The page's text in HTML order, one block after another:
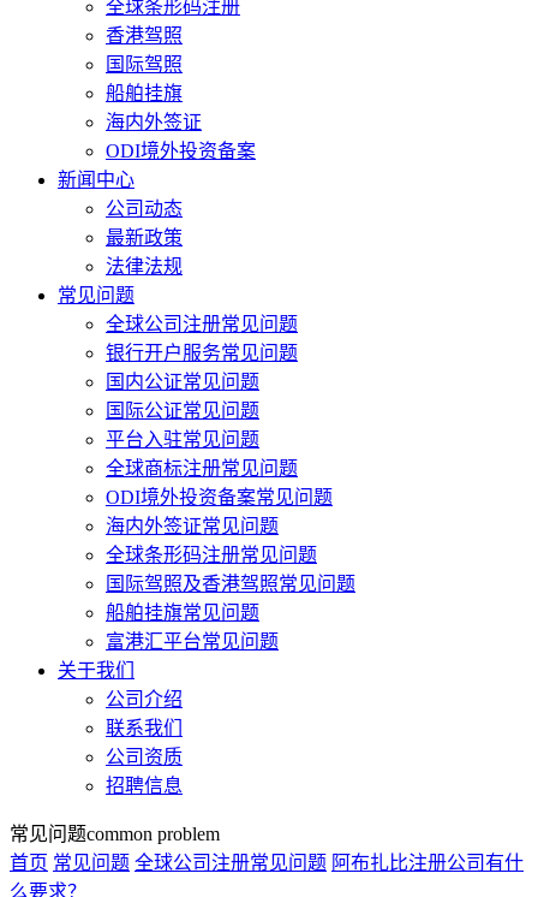
全球条形码注册
香港驾照
国际驾照
船舶挂旗
海内外签证
ODI境外投资备案
新闻中心
公司动态
最新政策
法律法规
常见问题
全球公司注册常见问题
银行开户服务常见问题
国内公证常见问题
国际公证常见问题
平台入驻常见问题
全球商标注册常见问题
ODI境外投资备案常见问题
海内外签证常见问题
全球条形码注册常见问题
国际驾照及香港驾照常见问题
船舶挂旗常见问题
富港汇平台常见问题
关于我们
公司介绍
联系我们
公司资质
招聘信息
常见问题common problem
首页 常见问题 全球公司注册常见问题 阿布扎比注册公司有什
么要求？